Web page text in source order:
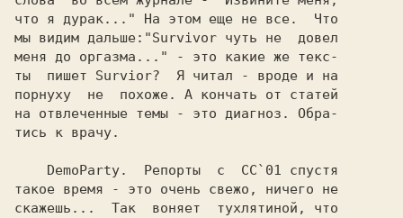
что я дурак..." На этом еще не все.  Что
мы видим дальше:"Survivor чуть не  довел
меня до оргазма..." - это какие же текс-
ты  пишет Survior?  Я читал - вроде и на
порнуху  не  похоже. А кончать от статей
на отвлеченные темы - это диагноз. Обра-
тись к врачу.
такое время - это очень свежо, ничего не
скажешь...  Так  воняет  тухлятиной, что